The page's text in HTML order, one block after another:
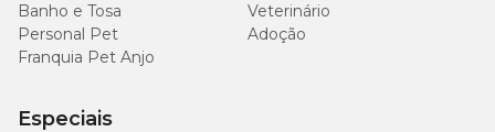
Banho e Tosa
Veterinário
Personal Pet
Adoção
Franquia Pet Anjo
Especiais